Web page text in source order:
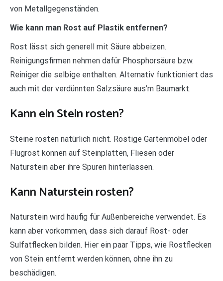
von Metallgegenständen.
Wie kann man Rost auf Plastik entfernen?
Rost lässt sich generell mit Säure abbeizen.
Reinigungsfirmen nehmen dafür Phosphorsäure bzw.
Reiniger die selbige enthalten. Alternativ funktioniert das
auch mit der verdünnten Salzsäure aus’m Baumarkt.
Kann ein Stein rosten?
Steine rosten natürlich nicht. Rostige Gartenmöbel oder
Flugrost können auf Steinplatten, Fliesen oder
Naturstein aber ihre Spuren hinterlassen.
Kann Naturstein rosten?
Naturstein wird häufig für Außenbereiche verwendet. Es
kann aber vorkommen, dass sich darauf Rost- oder
Sulfatflecken bilden. Hier ein paar Tipps, wie Rostflecken
von Stein entfernt werden können, ohne ihn zu
beschädigen.